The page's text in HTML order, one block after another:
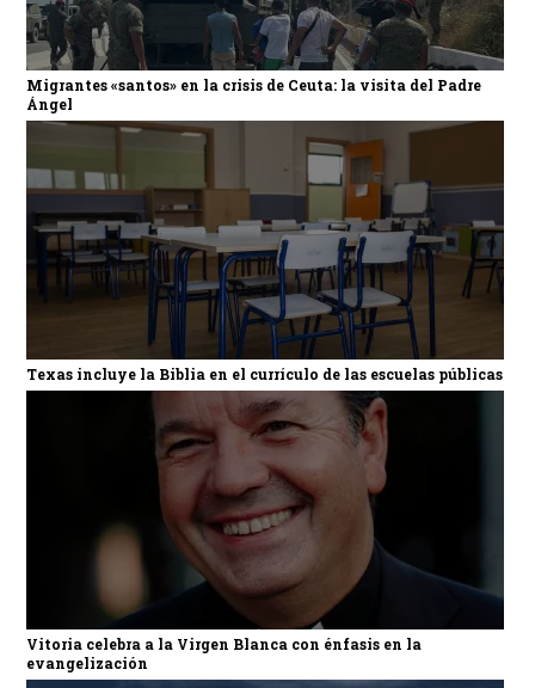
Migrantes «santos» en la crisis de Ceuta: la visita del Padre
Ángel
Texas incluye la Biblia en el currículo de las escuelas públicas
Vitoria celebra a la Virgen Blanca con énfasis en la
evangelización